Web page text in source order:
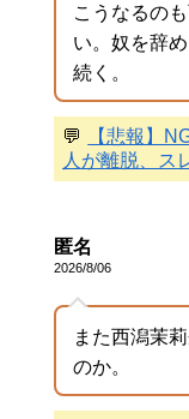
こうなるの
い。奴を辞
続く。
💬
【悲報】
人が離脱、ス
匿名
2026/8/06
また西潟茉
のか。